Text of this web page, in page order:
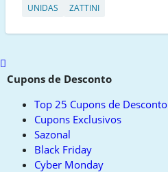
UNIDAS
ZATTINI
Scroll
toCupons de Desconto
Top 25 Cupons de Desconto
Cupons Exclusivos
Sazonal
Black Friday
Cyber Monday